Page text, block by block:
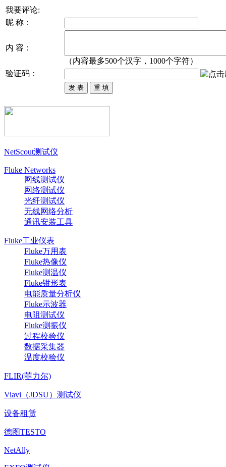
我要评论:
昵 称：
内 容：
（内容最多500个汉字，1000个字符）
验证码：
NetScout测试仪
Fluke Networks
网线测试仪
网络测试仪
光纤测试仪
无线网络分析
通讯安装工具
Fluke工业仪表
Fluke万用表
Fluke热像仪
Fluke测温仪
Fluke钳形表
电能质量分析仪
Fluke示波器
电阻测试仪
Fluke测振仪
过程校验仪
数据采集器
温度校验仪
FLIR(菲力尔)
Viavi（JDSU）测试仪
设备租赁
德图TESTO
NetAlly